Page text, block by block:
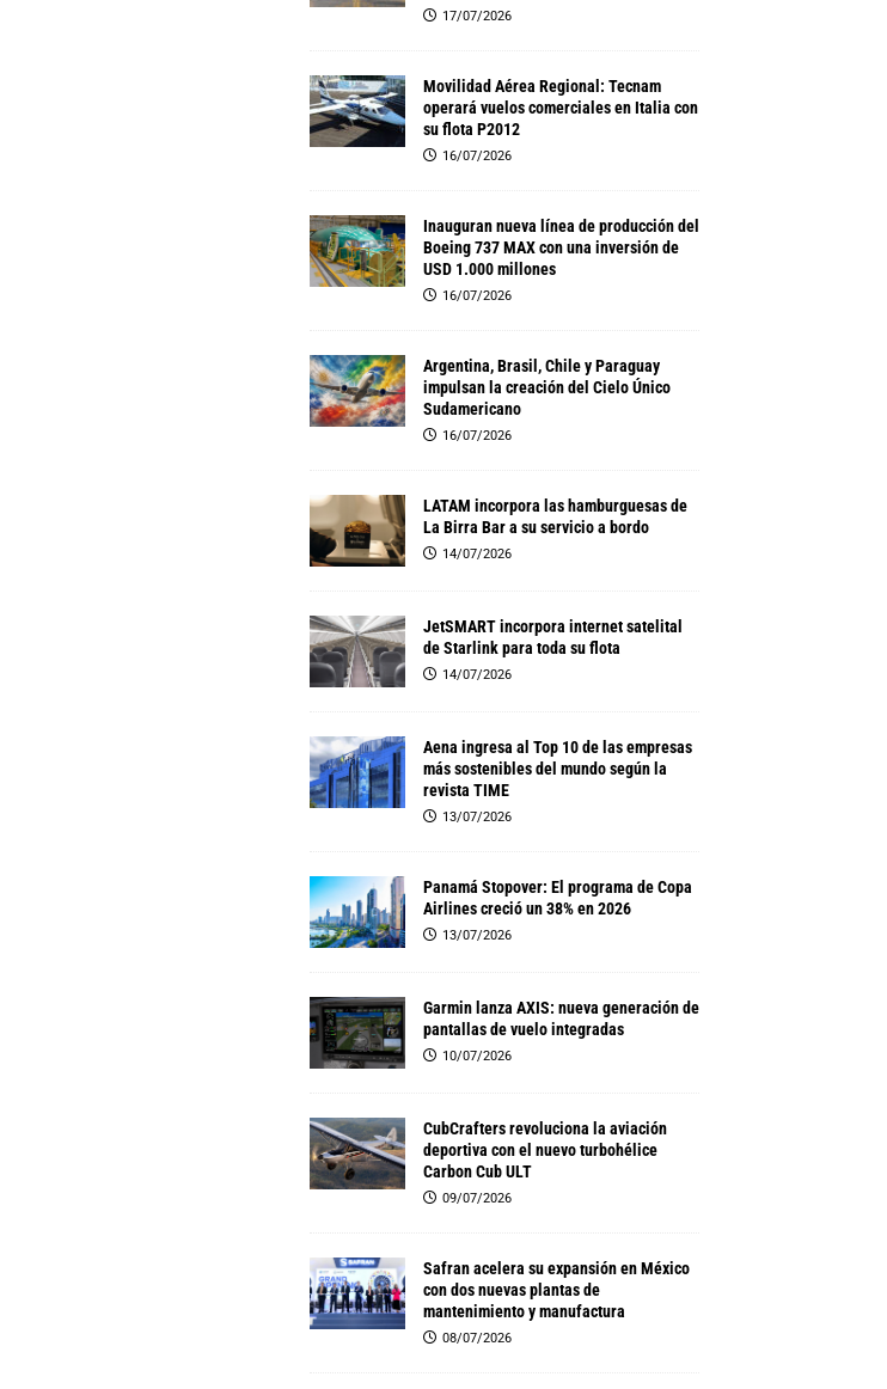
17/07/2026
Movilidad Aérea Regional: Tecnam
operará vuelos comerciales en Italia con
su flota P2012
16/07/2026
Inauguran nueva línea de producción del
Boeing 737 MAX con una inversión de
USD 1.000 millones
16/07/2026
Argentina, Brasil, Chile y Paraguay
impulsan la creación del Cielo Único
Sudamericano
16/07/2026
LATAM incorpora las hamburguesas de
La Birra Bar a su servicio a bordo
14/07/2026
JetSMART incorpora internet satelital
de Starlink para toda su flota
14/07/2026
Aena ingresa al Top 10 de las empresas
más sostenibles del mundo según la
revista TIME
13/07/2026
Panamá Stopover: El programa de Copa
Airlines creció un 38% en 2026
13/07/2026
Garmin lanza AXIS: nueva generación de
pantallas de vuelo integradas
10/07/2026
CubCrafters revoluciona la aviación
deportiva con el nuevo turbohélice
Carbon Cub ULT
09/07/2026
Safran acelera su expansión en México
con dos nuevas plantas de
mantenimiento y manufactura
08/07/2026